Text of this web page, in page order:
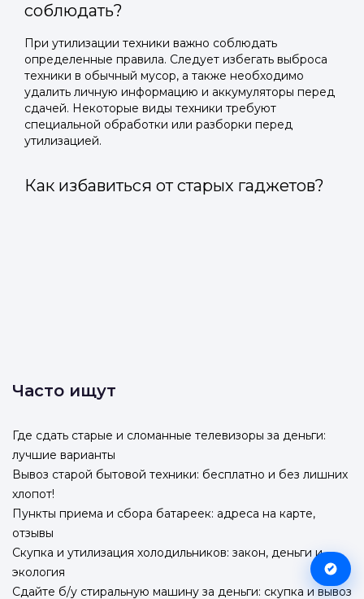
соблюдать?
При утилизации техники важно соблюдать
определенные правила. Следует избегать выброса
техники в обычный мусор, а также необходимо
удалить личную информацию и аккумуляторы перед
сдачей. Некоторые виды техники требуют
специальной обработки или разборки перед
утилизацией.
Как избавиться от старых гаджетов?
Часто ищут
Где сдать старые и сломанные телевизоры за деньги:
лучшие варианты
Вывоз старой бытовой техники: бесплатно и без лишних
хлопот!
Пункты приема и сбора батареек: адреса на карте,
отзывы
Скупка и утилизация холодильников: закон, деньги и
экология
Сдайте б/у стиральную машину за деньги: скупка и вывоз